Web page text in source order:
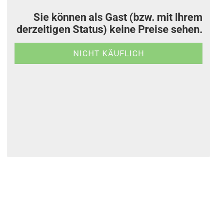
Sie können als Gast (bzw. mit Ihrem
derzeitigen Status) keine Preise sehen.